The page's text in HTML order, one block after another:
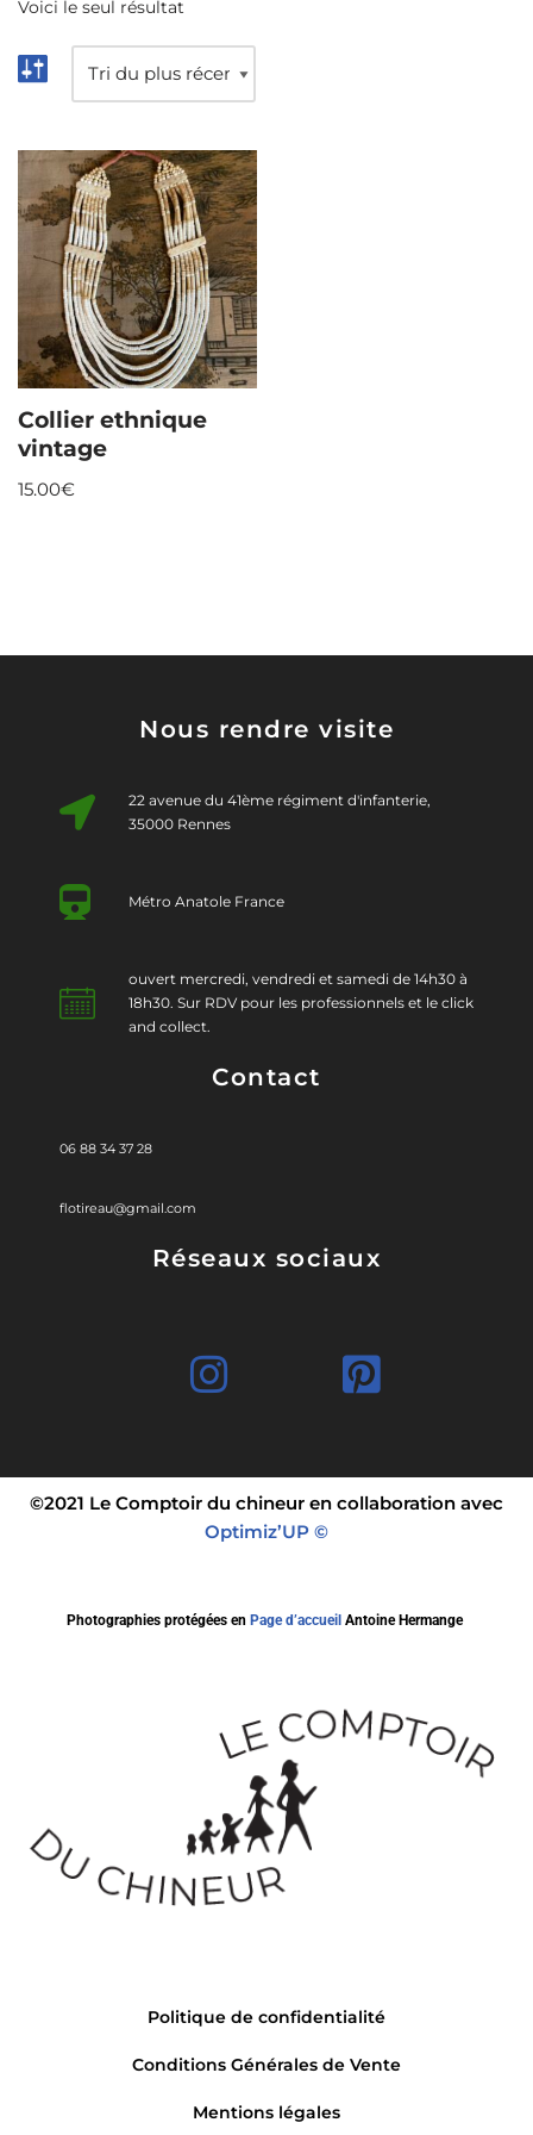
Voici le seul résultat
Collier ethnique
vintage
15.00€
Nous rendre visite
22 avenue du 41ème régiment d'infanterie,
35000 Rennes
Métro Anatole France
ouvert mercredi, vendredi et samedi de 14h30 à
18h30. Sur RDV pour les professionnels et le click
and collect.
Contact
06 88 34 37 28
flotireau@gmail.com
Réseaux sociaux
©2021 Le Comptoir du chineur en collaboration avec
Optimiz’UP ©
Photographies protégées en Page d’accueil Antoine Hermange
Politique de confidentialité
Conditions Générales de Vente
Mentions légales